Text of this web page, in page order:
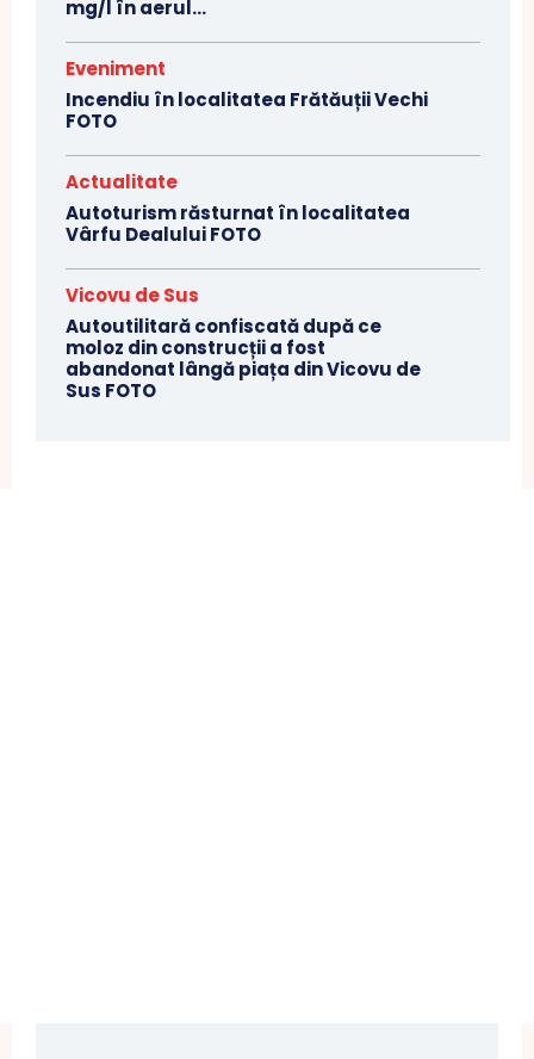
mg/l în aerul...
Eveniment
Incendiu în localitatea Frătăuții Vechi
FOTO
Actualitate
Autoturism răsturnat în localitatea
Vârfu Dealului FOTO
Vicovu de Sus
Autoutilitară confiscată după ce
moloz din construcții a fost
abandonat lângă piața din Vicovu de
Sus FOTO